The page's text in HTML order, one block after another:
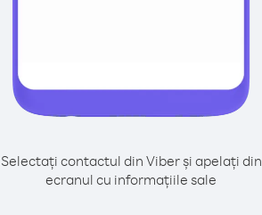
Selectați contactul din Viber și apelați din
ecranul cu informațiile sale